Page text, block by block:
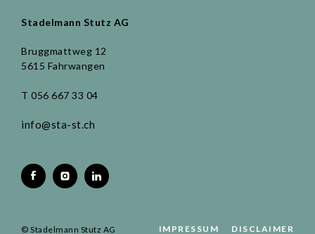
Stadelmann Stutz AG
Bruggmattweg 12
5615 Fahrwangen
T 056 667 33 04
info@sta-st.ch
© Stadelmann Stutz AG IMPRESSUM DISCLAIMER